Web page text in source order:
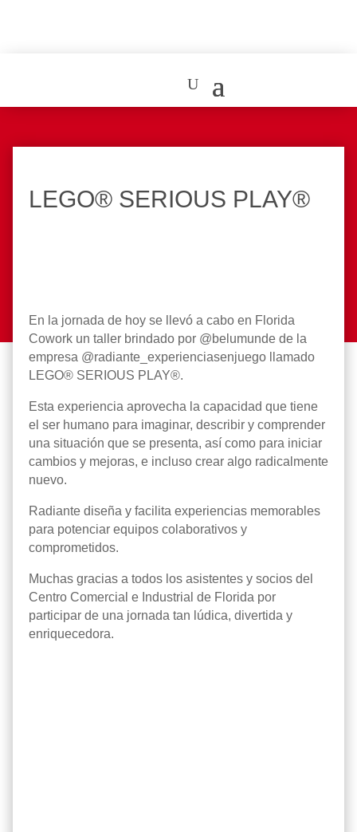
LEGO®️ SERIOUS PLAY®️
En la jornada de hoy se llevó a cabo en Florida
Cowork un taller brindado por @belumunde de la
empresa @radiante_experienciasenjuego llamado
LEGO®️ SERIOUS PLAY®️.
Esta experiencia aprovecha la capacidad que tiene
el ser humano para imaginar, describir y comprender
una situación que se presenta, así como para iniciar
cambios y mejoras, e incluso crear algo radicalmente
nuevo.
Radiante diseña y facilita experiencias memorables
para potenciar equipos colaborativos y
comprometidos.
Muchas gracias a todos los asistentes y socios del
Centro Comercial e Industrial de Florida por
participar de una jornada tan lúdica, divertida y
enriquecedora.